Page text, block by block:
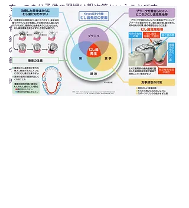
す。つまり子供の習慣は親次第ということです
決して甘いものだけが悪いのではありません。
食事時の飲料物にジュースを飲んでいる方、水分補
給に頻回にスポーツドリンクを飲んでいる方、健康
のためと（誤りですが）酢を飲んでいる方などは広
範囲で多くの虫歯や酸しょくが見られることが多い
です。ジュースは飲んで数分で歯の周りの菌を倍増
増殖させます。